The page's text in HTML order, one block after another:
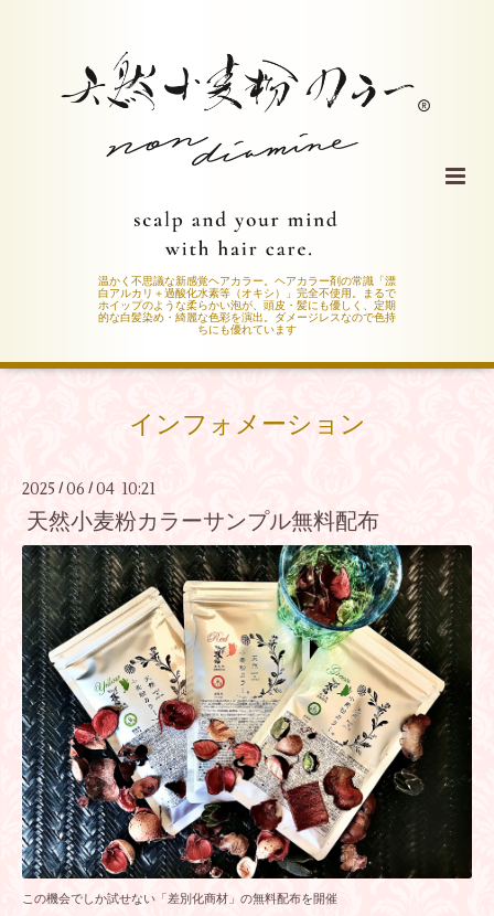
温かく不思議な新感覚ヘアカラー。ヘアカラー剤の常識「漂
白アルカリ＋過酸化水素等（オキシ）」完全不使用。まるで
ホイップのような柔らかい泡が、頭皮・髪にも優しく、定期
的な白髪染め・綺麗な色彩を演出。ダメージレスなので色持
ちにも優れています
インフォメーション
2025 /06 / 04 10:21
天然小麦粉カラーサンプル無料配布
この機会でしか試せない「差別化商材」の無料配布を開催